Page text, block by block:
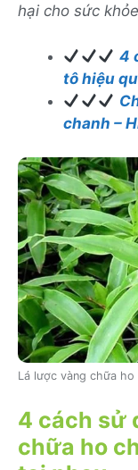
hại cho sức
4
tô hiệu
chanh –
Lá lược vàng chữa ho
4 cách sử
chữa ho